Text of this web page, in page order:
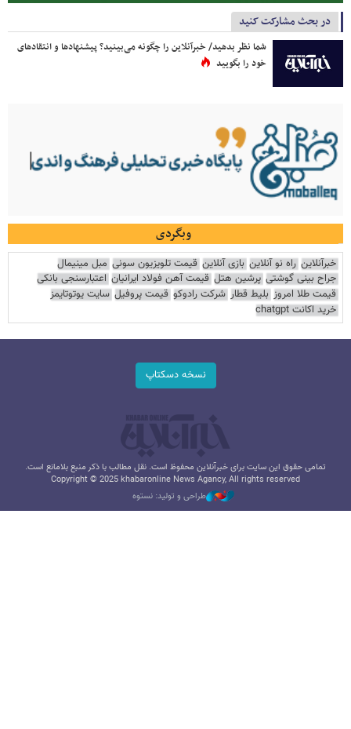
در بحث مشارکت کنید
شما نظر بدهید/ خبرآنلاین را چگونه می‌بینید؟ پیشنهادها و انتقادهای
خود را بگویید
وبگردی
خبرآنلاین راه نو آنلاین بازی آنلاین قیمت تلویزیون سونی مبل مینیمال
جراح بینی گوشتی پرشین هتل قیمت آهن فولاد ایرانیان اعتبارسنجی بانکی
قیمت طلا امروز بلیط قطار شرکت رادوکو قیمت پروفیل سایت یوتوتایمز
خرید اکانت chatgpt
نسخه دسکتاپ
تمامی حقوق این سایت برای خبرآنلاین محفوظ است. نقل مطالب با ذکر منبع بلامانع است.
Copyright © 2025 khabaronline News Agancy, All rights reserved
طراحی و تولید: نستوه